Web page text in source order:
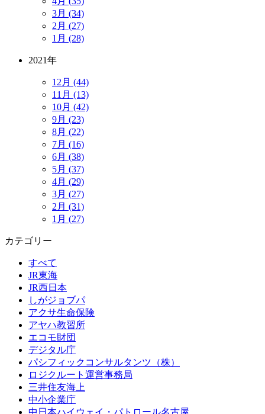
3月 (34)
2月 (27)
1月 (28)
2021年
12月 (44)
11月 (13)
10月 (42)
9月 (23)
8月 (22)
7月 (16)
6月 (38)
5月 (37)
4月 (29)
3月 (27)
2月 (31)
1月 (27)
カテゴリー
すべて
JR東海
JR西日本
しがジョブパ
アクサ生命保険
アヤハ教習所
エコモ財団
デジタル庁
パシフィックコンサルタンツ（株）
ロジクルート運営事務局
三井住友海上
中小企業庁
中日本ハイウェイ・パトロール名古屋